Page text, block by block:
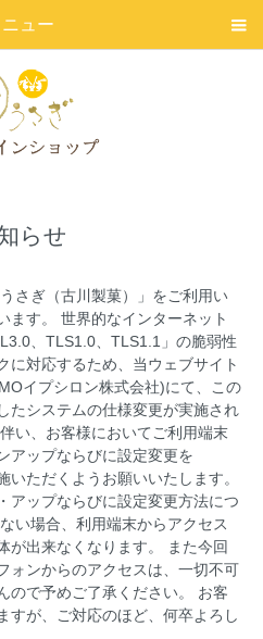
ニュー
らせ
さぎ（古川製菓）」をご利用い
ます。 世界的なインターネット
、TLS1.0、TLS1.1」の脆弱性
に対応するため、当ウェブサイト
イプシロン株式会社)にて、この
たシステムの仕様変更が実施され
い、お客様においてご利用端末
アップならびに設定変更を
いただくようお願いいたします。
アップならびに設定変更方法につ
い場合、利用端末からアクセス
が出来なくなります。 また今回
ォンからのアクセスは、一切不可
ので予めご了承ください。 お客
すが、ご対応のほど、何卒よろし